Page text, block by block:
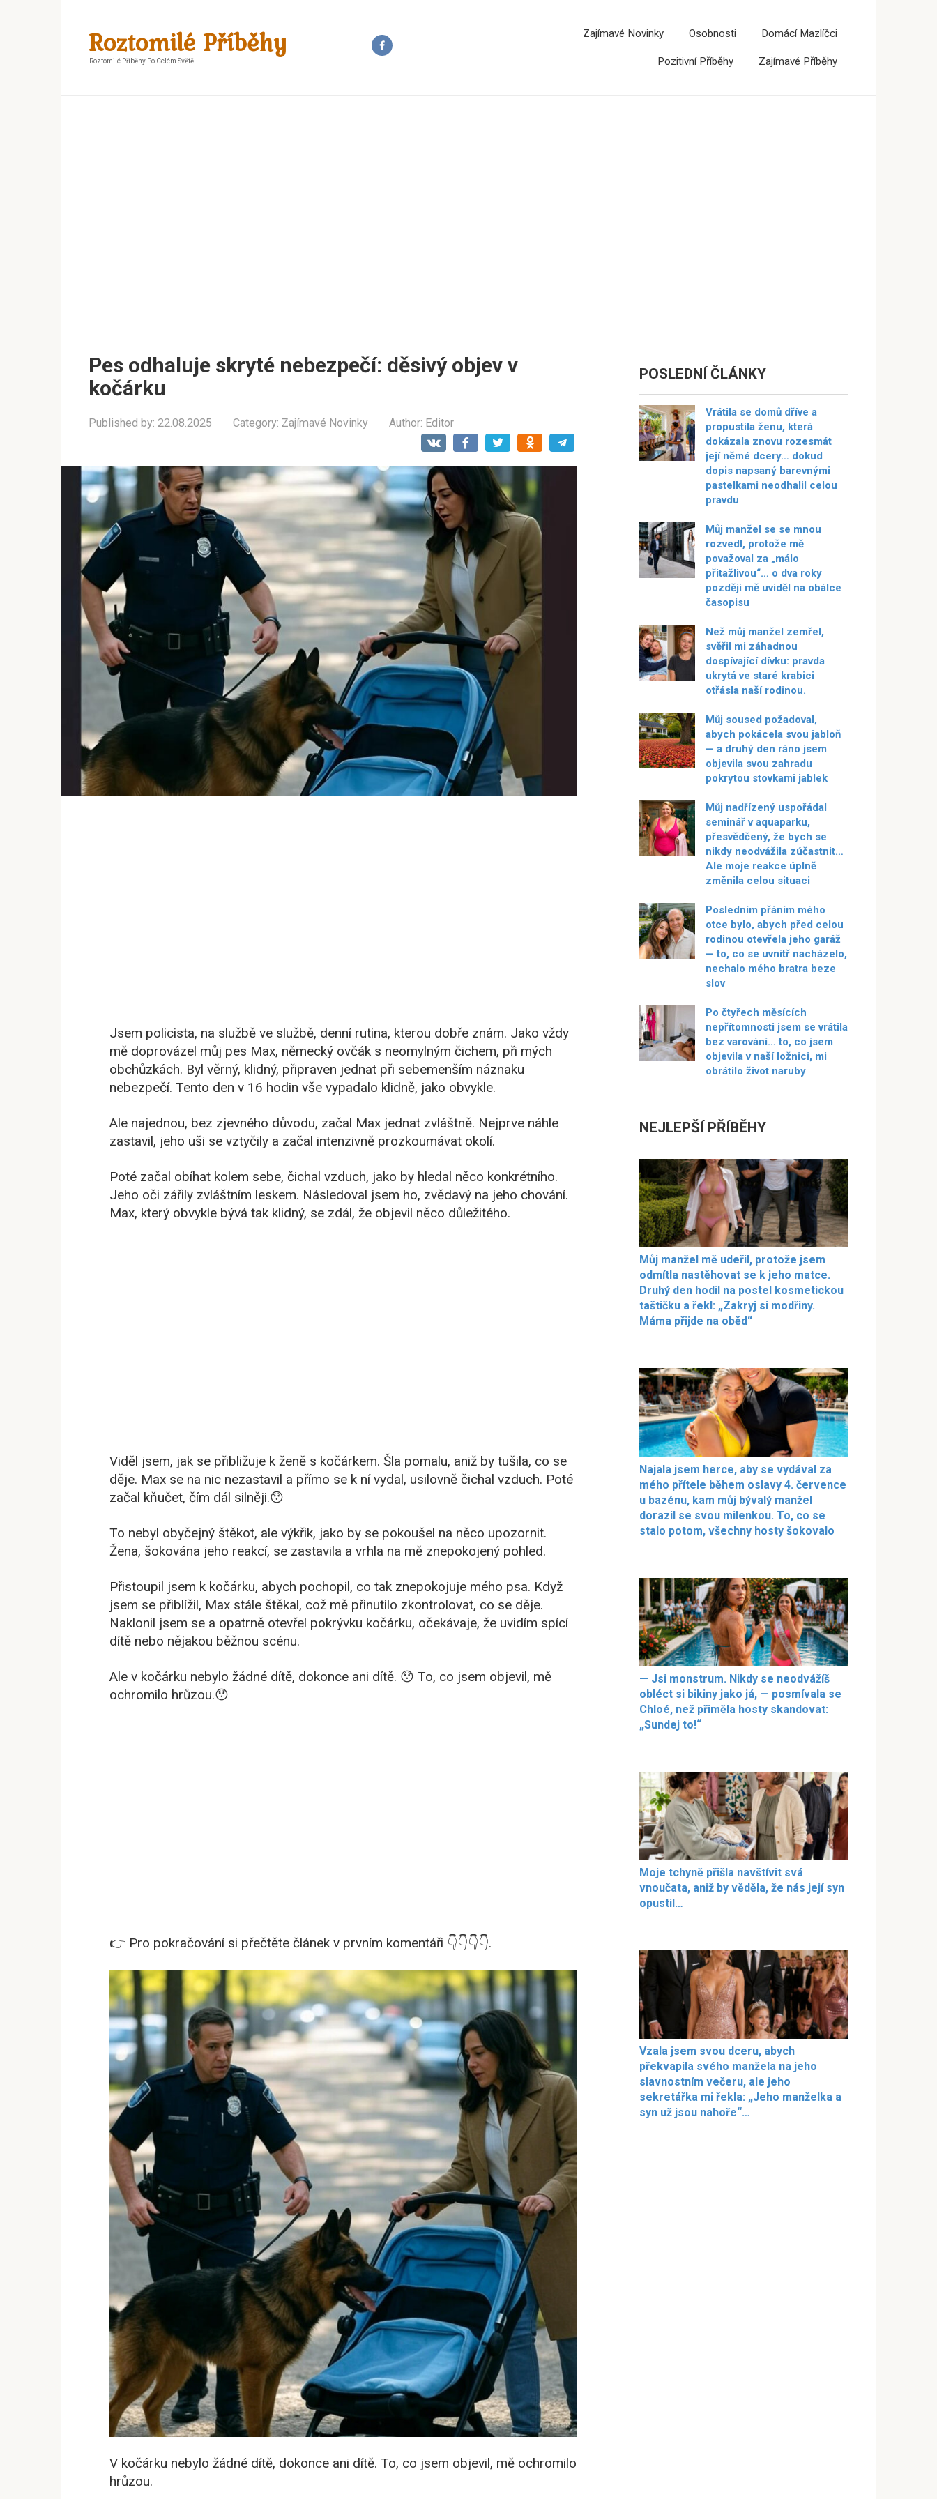
Roztomilé Příběhy
Roztomilé Příběhy Po Celém Světě
Zajímavé Novinky Osobnosti Domácí Mazlíčci
Pozitivní Příběhy Zajímavé Příběhy
Pes odhaluje skryté nebezpečí: děsivý objev v
kočárku
Published by: 22.08.2025 Category: Zajímavé Novinky Author: Editor
Jsem policista, na službě ve službě, denní rutina, kterou dobře znám. Jako vždy
mě doprovázel můj pes Max, německý ovčák s neomylným čichem, při mých
obchůzkách. Byl věrný, klidný, připraven jednat při sebemenším náznaku
nebezpečí. Tento den v 16 hodin vše vypadalo klidně, jako obvykle.
Ale najednou, bez zjevného důvodu, začal Max jednat zvláštně. Nejprve náhle
zastavil, jeho uši se vztyčily a začal intenzivně prozkoumávat okolí.
Poté začal obíhat kolem sebe, čichal vzduch, jako by hledal něco konkrétního.
Jeho oči zářily zvláštním leskem. Následoval jsem ho, zvědavý na jeho chování.
Max, který obvykle bývá tak klidný, se zdál, že objevil něco důležitého.
Viděl jsem, jak se přibližuje k ženě s kočárkem. Šla pomalu, aniž by tušila, co se
děje. Max se na nic nezastavil a přímo se k ní vydal, usilovně čichal vzduch. Poté
začal kňučet, čím dál silněji.😯
To nebyl obyčejný štěkot, ale výkřik, jako by se pokoušel na něco upozornit.
Žena, šokována jeho reakcí, se zastavila a vrhla na mě znepokojený pohled.
Přistoupil jsem k kočárku, abych pochopil, co tak znepokojuje mého psa. Když
jsem se přiblížil, Max stále štěkal, což mě přinutilo zkontrolovat, co se děje.
Naklonil jsem se a opatrně otevřel pokrývku kočárku, očekávaje, že uvidím spící
dítě nebo nějakou běžnou scénu.
Ale v kočárku nebylo žádné dítě, dokonce ani dítě. 😯 To, co jsem objevil, mě
ochromilo hrůzou.😯
👉 Pro pokračování si přečtěte článek v prvním komentáři 👇👇👇👇.
V kočárku nebylo žádné dítě, dokonce ani dítě. To, co jsem objevil, mě ochromilo
hrůzou.
POSLEDNÍ ČLÁNKY
Vrátila se domů dříve a
propustila ženu, která
dokázala znovu rozesmát
její němé dcery… dokud
dopis napsaný barevnými
pastelkami neodhalil celou
pravdu
Můj manžel se se mnou
rozvedl, protože mě
považoval za „málo
přitažlivou“… o dva roky
později mě uviděl na obálce
časopisu
Než můj manžel zemřel,
svěřil mi záhadnou
dospívající dívku: pravda
ukrytá ve staré krabici
otřásla naší rodinou.
Můj soused požadoval,
abych pokácela svou jabloň
— a druhý den ráno jsem
objevila svou zahradu
pokrytou stovkami jablek
Můj nadřízený uspořádal
seminář v aquaparku,
přesvědčený, že bych se
nikdy neodvážila zúčastnit…
Ale moje reakce úplně
změnila celou situaci
Posledním přáním mého
otce bylo, abych před celou
rodinou otevřela jeho garáž
— to, co se uvnitř nacházelo,
nechalo mého bratra beze
slov
Po čtyřech měsících
nepřítomnosti jsem se vrátila
bez varování… to, co jsem
objevila v naší ložnici, mi
obrátilo život naruby
NEJLEPŠÍ PŘÍBĚHY
Můj manžel mě udeřil, protože jsem
odmítla nastěhovat se k jeho matce.
Druhý den hodil na postel kosmetickou
taštičku a řekl: „Zakryj si modřiny.
Máma přijde na oběd“
Najala jsem herce, aby se vydával za
mého přítele během oslavy 4. července
u bazénu, kam můj bývalý manžel
dorazil se svou milenkou. To, co se
stalo potom, všechny hosty šokovalo
— Jsi monstrum. Nikdy se neodvážíš
obléct si bikiny jako já, — posmívala se
Chloé, než přiměla hosty skandovat:
„Sundej to!“
Moje tchyně přišla navštívit svá
vnoučata, aniž by věděla, že nás její syn
opustil…
Vzala jsem svou dceru, abych
překvapila svého manžela na jeho
slavnostním večeru, ale jeho
sekretářka mi řekla: „Jeho manželka a
syn už jsou nahoře“…